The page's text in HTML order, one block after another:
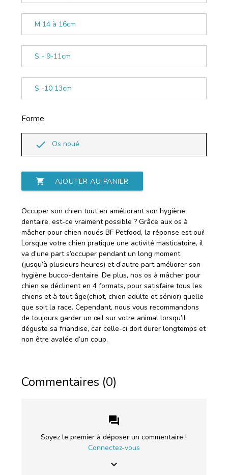
M 14 à 16cm
S - 9-11cm
S -10 13cm
Forme
done Os noué
shopping_cart AJOUTER AU PANIER
Occuper son chien tout en améliorant son hygiène
dentaire, est-ce vraiment possible ? Grâce aux os à
mâcher pour chien noués BF Petfood, la réponse est oui!
Lorsque votre chien pratique une activité masticatoire, il
va d’une part s’occuper pendant un long moment
(jusqu’à plusieurs heures) et d’autre part améliorer son
hygiène bucco-dentaire. De plus, nos os à mâcher pour
chien se déclinent en 4 formats, pour satisfaire tous les
chiens et à tout âge(chiot, chien adulte et sénior) quelle
que soit la race. Cependant, nous vous recommandons
de toujours garder un œil sur votre animal lorsqu’il
déguste sa friandise, car celle-ci doit durer longtemps et
non être avalée d’un coup.
Commentaires (0)
forum
Soyez le premier à déposer un commentaire !
Connectez-vous
keyboard_arrow_down